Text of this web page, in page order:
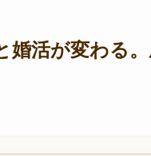
婚活が変わる